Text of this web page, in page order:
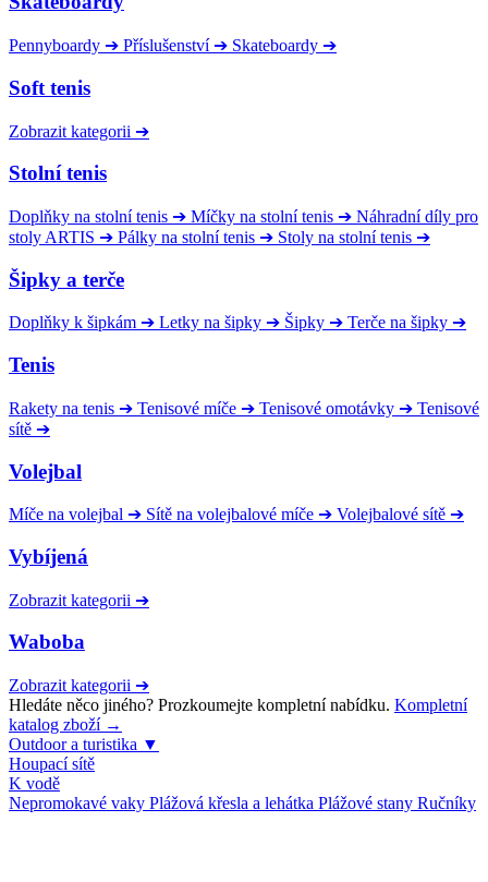
Pennyboardy ➔ Příslušenství ➔ Skateboardy ➔
Soft tenis
Zobrazit kategorii ➔
Stolní tenis
Doplňky na stolní tenis ➔ Míčky na stolní tenis ➔ Náhradní díly pro
stoly ARTIS ➔ Pálky na stolní tenis ➔ Stoly na stolní tenis ➔
Šipky a terče
Doplňky k šipkám ➔ Letky na šipky ➔ Šipky ➔ Terče na šipky ➔
Tenis
Rakety na tenis ➔ Tenisové míče ➔ Tenisové omotávky ➔ Tenisové
sítě ➔
Volejbal
Míče na volejbal ➔ Sítě na volejbalové míče ➔ Volejbalové sítě ➔
Vybíjená
Zobrazit kategorii ➔
Waboba
Zobrazit kategorii ➔
Hledáte něco jiného? Prozkoumejte kompletní nabídku. Kompletní
katalog zboží →
Outdoor a turistika ▼
Houpací sítě
K vodě
Nepromokavé vaky Plážová křesla a lehátka Plážové stany Ručníky